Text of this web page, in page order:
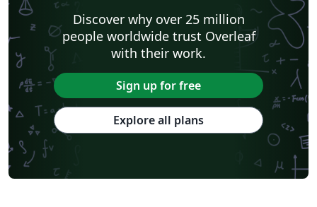
Discover why over 25 million
people worldwide trust Overleaf
with their work.
Sign up for free
Explore all plans